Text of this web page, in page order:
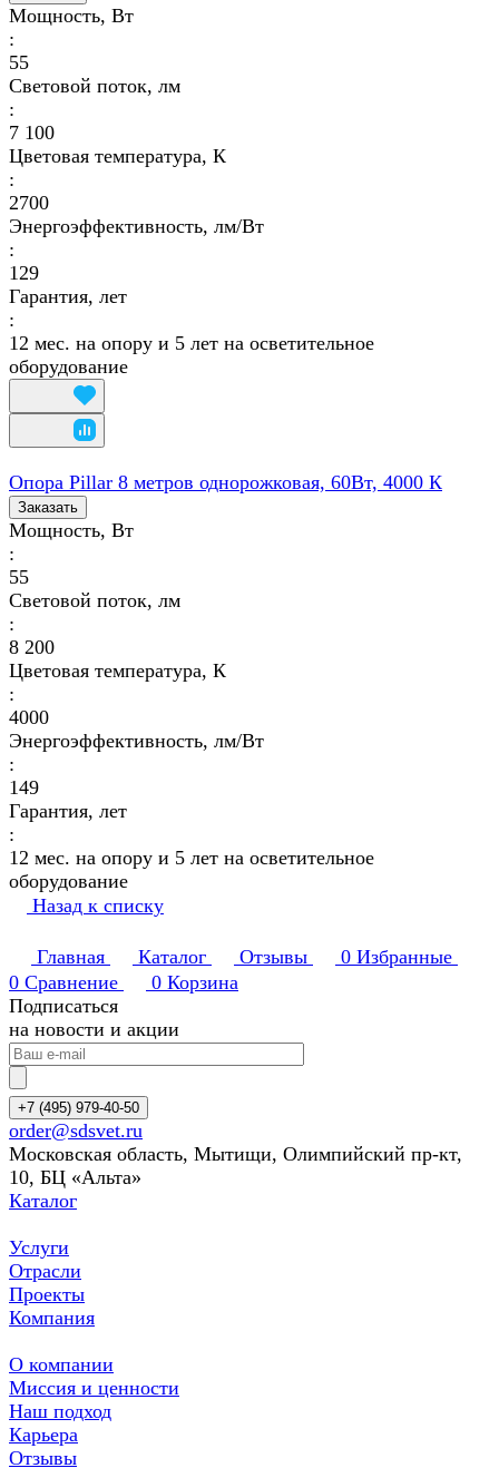
Мощность, Вт
:
55
Световой поток, лм
:
7 100
Цветовая температура, К
:
2700
Энергоэффективность, лм/Вт
:
129
Гарантия, лет
:
12 мес. на опору и 5 лет на осветительное
оборудование
Опора Pillar 8 метров однорожковая, 60Вт, 4000 К
Заказать
Мощность, Вт
:
55
Световой поток, лм
:
8 200
Цветовая температура, К
:
4000
Энергоэффективность, лм/Вт
:
149
Гарантия, лет
:
12 мес. на опору и 5 лет на осветительное
оборудование
Назад к списку
Главная Каталог Отзывы 0 Избранные
0 Сравнение 0 Корзина
Подписаться
на новости и акции
+7 (495) 979-40-50
order@sdsvet.ru
Московская область, Мытищи, Олимпийский пр-кт,
10, БЦ «Альта»
Каталог
Услуги
Отрасли
Проекты
Компания
О компании
Миссия и ценности
Наш подход
Карьера
Отзывы